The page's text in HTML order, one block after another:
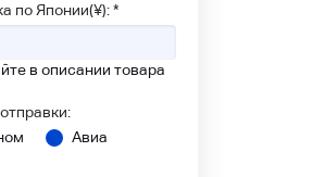
по Японии(¥): *
в описании товара
Авиа